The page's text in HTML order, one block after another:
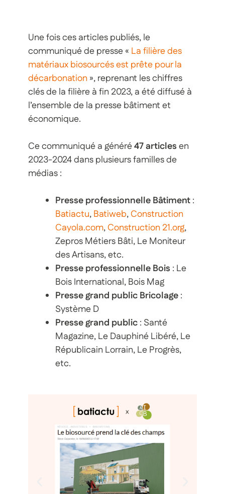
Une fois ces articles publiés, le
communiqué de presse « La filière des
matériaux biosourcés est prête pour la
décarbonation», reprenant les chiffres
clés de la filière à fin 2023, a été diffusé à
l’ensemble de la presse bâtiment et
économique.
Ce communiqué a généré47 articlesen
2023-2024 dans plusieurs familles de
médias :
Presse professionnelle Bâtiment:
Batiactu,Batiweb,Construction
Cayola.com,Construction 21.org,
Zepros Métiers Bâti, Le Moniteur
des Artisans, etc.
Presse professionnelle Bois: Le
Bois International, Bois Mag
Presse grand public Bricolage:
Système D
Presse grand public: Santé
Magazine, Le Dauphiné Libéré, Le
Républicain Lorrain, Le Progrès,
etc.